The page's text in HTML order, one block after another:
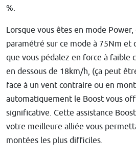
%.
Lorsque vous êtes en mode
paramétré sur ce mode à 75Nm
que vous pédalez en force à faible
en dessous de 18km/h, (ça peut
face à un vent contraire ou en
automatiquement le Boost vous
significative. Cette assistance
votre meilleure alliée vous
montées les plus difficiles.